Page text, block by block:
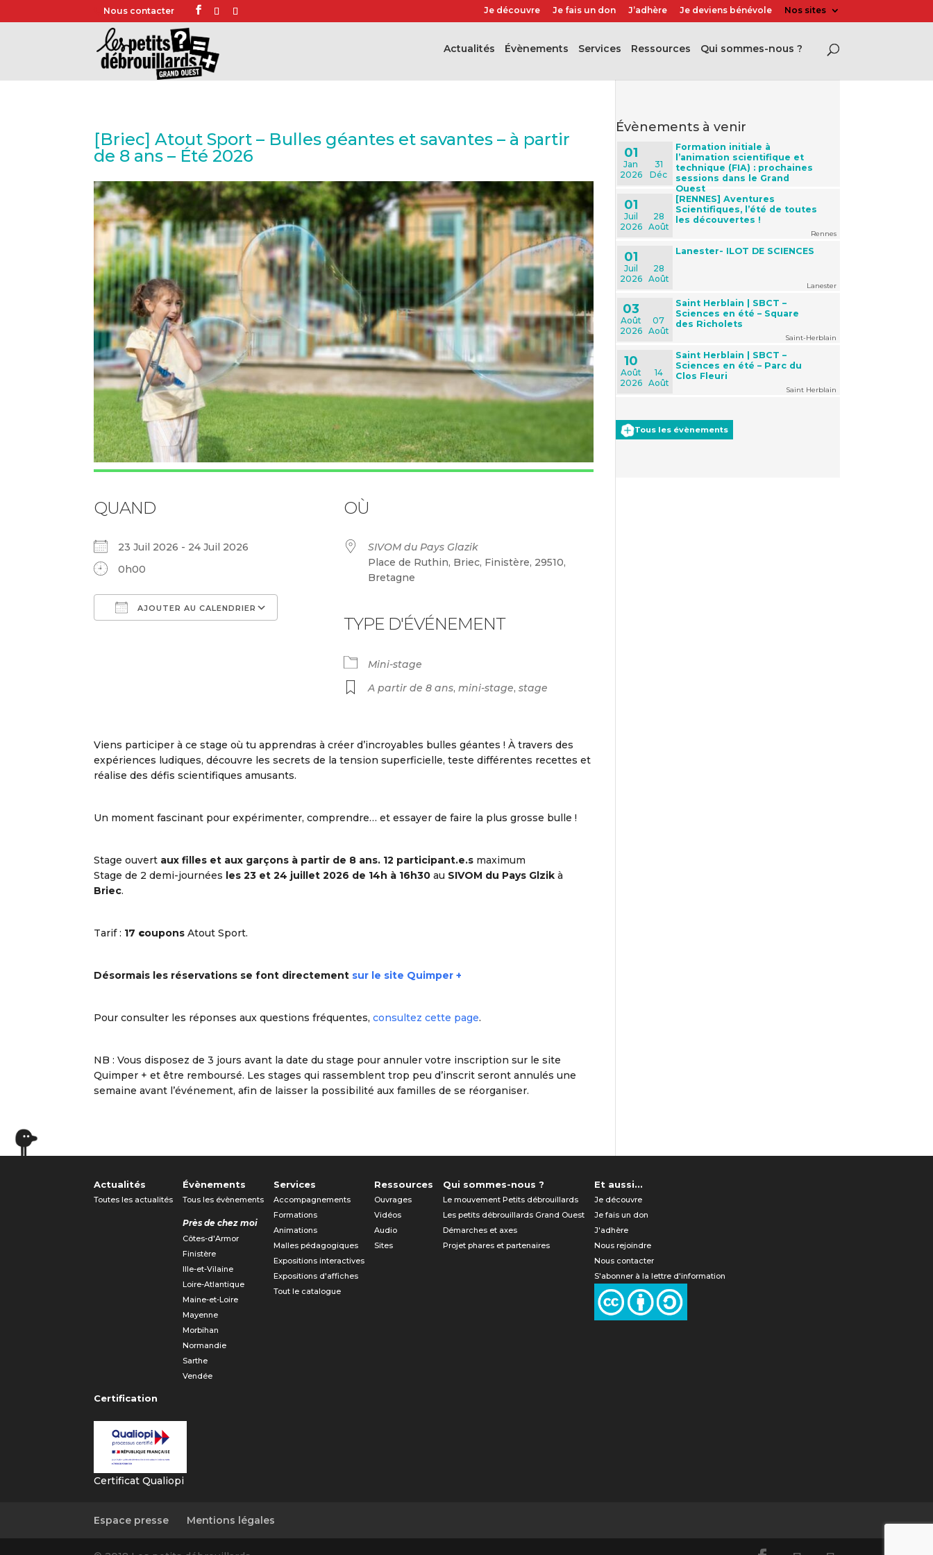
Nous contacter Je découvre Je fais un don J’adhère Je deviens bénévole Nos sites
Actualités évènements Services Ressources Qui sommes-nous ?
[Briec] Atout Sport – Bulles géantes et savantes – à partir
de 8 ans – Été 2026
QUAND
23 Juil 2026 - 24 Juil 2026
0h00
AJOUTER AU CALENDRIER
Calendrier Google iCalendar
OÙ
SIVOM du Pays Glazik
Place de Ruthin, Briec, Finistère, 29510,
Bretagne
TYPE D'ÉVÉNEMENT
Mini-stage
A partir de 8 ans, mini-stage, stage
Viens participer à ce stage où tu apprendras à créer d’incroyables bulles géantes ! À travers des
expériences ludiques, découvre les secrets de la tension superficielle, teste différentes recettes et
réalise des défis scientifiques amusants.
Un moment fascinant pour expérimenter, comprendre… et essayer de faire la plus grosse bulle !
Stage ouvert aux filles et aux garçons à partir de 8 ans. 12 participant.e.smaximum
Stage de 2 demi-journées les 23 et 24 juillet 2026 de 14h à 16h30au SIVOM du Pays Glzik à
Briec.
Tarif : 17 couponsAtout Sport.
Désormais les réservations se font directement sur le site Quimper +
Pour consulter les réponses aux questions fréquentes, consultez cette page.
NB : Vous disposez de 3 jours avant la date du stage pour annuler votre inscription sur le site
Quimper + et être remboursé. Les stages qui rassemblent trop peu d’inscrit seront annulés une
semaine avant l’événement, afin de laisser la possibilité aux familles de se réorganiser.
évènements à venir
01
Jan
2026
31
Déc
Formation initiale à
l’animation scientifique et
technique (FIA) : prochaines
sessions dans le Grand
Ouest
01
Juil
2026
28
Août
[RENNES] Aventures
Scientifiques, l’été de toutes
les découvertes !
Rennes
01
Juil
2026
28
Août
Lanester- ILOT DE SCIENCES
Lanester
03
Août
2026
07
Août
Saint Herblain | SBCT –
Sciences en été – Square
des Richolets
Saint-Herblain
10
Août
2026
14
Août
Saint Herblain | SBCT –
Sciences en été – Parc du
Clos Fleuri
Saint Herblain
Tous les évènements
Actualités
Toutes les actualités
Évènements
Tous les évènements
Près de chez moi
Côtes-d'Armor
Finistère
Ille-et-Vilaine
Loire-Atlantique
Maine-et-Loire
Mayenne
Morbihan
Normandie
Sarthe
Vendée
Services
Accompagnements
Formations
Animations
Malles pédagogiques
Expositions interactives
Expositions d'affiches
Tout le catalogue
Ressources
Ouvrages
Vidéos
Audio
Sites
Qui sommes-nous ?
Le mouvement Petits débrouillards
Les petits débrouillards Grand Ouest
Démarches et axes
Projet phares et partenaires
Et aussi...
Je découvre
Je fais un don
J'adhère
Nous rejoindre
Nous contacter
S'abonner à la lettre d'information
Certification
Certificat Qualiopi
Espace presse Mentions légales